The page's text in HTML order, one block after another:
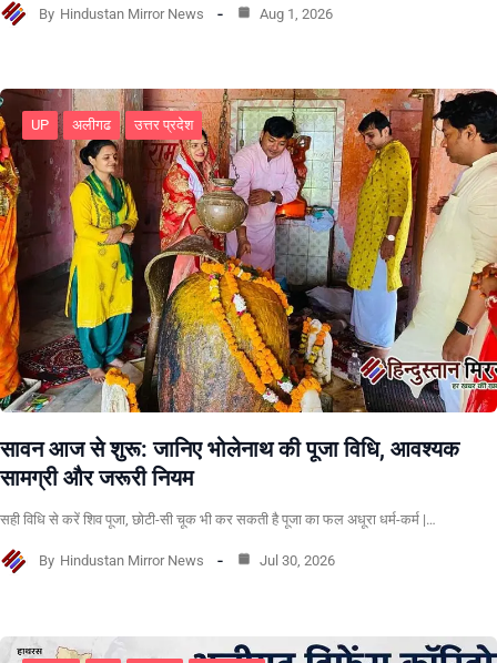
By Hindustan Mirror News Aug 1, 2026
UP अलीगढ उत्तर प्रदेश
सावन आज से शुरू: जानिए भोलेनाथ की पूजा विधि, आवश्यक
सामग्री और जरूरी नियम
सही विधि से करें शिव पूजा, छोटी-सी चूक भी कर सकती है पूजा का फल अधूरा धर्म-कर्म |…
By Hindustan Mirror News Jul 30, 2026